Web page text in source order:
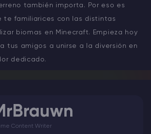
también importa. Por eso es
te familiarices con las distintas
biomas en Minecraft. Empieza hoy
tus amigos a unirse a la diversión en
dedicado.
Content Writer